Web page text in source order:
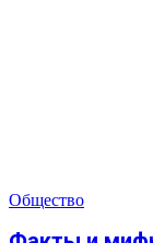
Общество